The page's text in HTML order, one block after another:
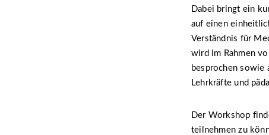
Dabei bringt ein
auf einen
Verständnis für
wird im Rahmen
besprochen sowie
Lehrkräfte und
Der Workshop
teilnehmen zu